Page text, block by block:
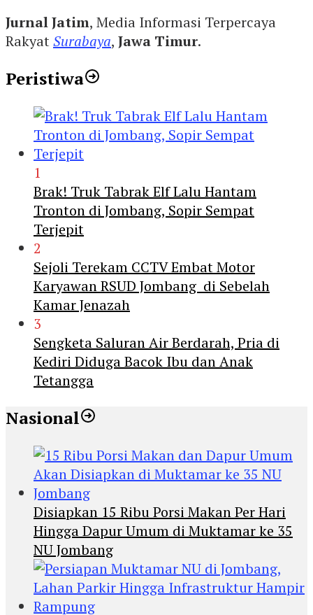
Jurnal Jatim, Media Informasi Terpercaya
RakyatSurabaya, Jawa Timur.
Peristiwa
1
Brak! Truk Tabrak Elf Lalu Hantam
Tronton di Jombang, Sopir Sempat
Terjepit
2
Sejoli Terekam CCTV Embat Motor
Karyawan RSUD Jombang di Sebelah
Kamar Jenazah
3
Sengketa Saluran Air Berdarah, Pria di
Kediri Diduga Bacok Ibu dan Anak
Tetangga
Nasional
Disiapkan 15 Ribu Porsi Makan Per Hari
Hingga Dapur Umum di Muktamar ke 35
NU Jombang